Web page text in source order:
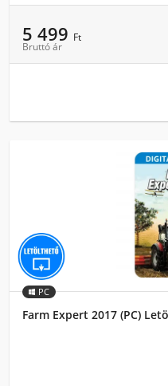
5 499 Ft
Bruttó ár
PC
Farm Expert 2017 (PC)